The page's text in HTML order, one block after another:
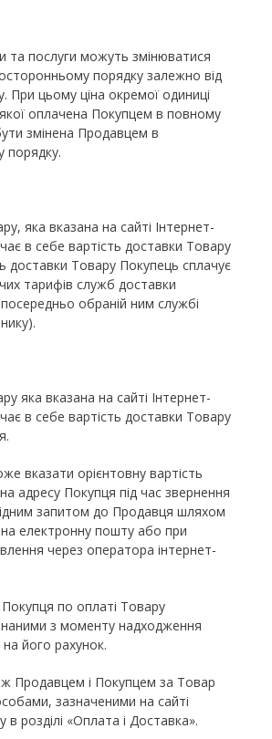
та послуги можуть змінюватися
порядку залежно від
При цьому ціна окремої одиниці
оплачена Покупцем в повному
змінена Продавцем в
порядку.
яка вказана на сайті Інтернет-
в себе вартість доставки Товару
доставки Товару Покупець сплачує
тарифів служб доставки
обраній ним службі
яка вказана на сайті Інтернет-
в себе вартість доставки Товару
вказати орієнтовну вартість
адресу Покупця під час звернення
запитом до Продавця шляхом
на електронну пошту або при
через оператора інтернет-
по оплаті Товару
з моменту надходження
його рахунок.
Продавцем і Покупцем за Товар
зазначеними на сайті
в розділі «Оплата і Доставка».